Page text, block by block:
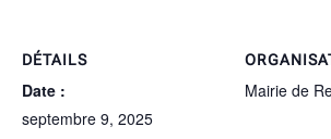
DÉTAILS
Date :
septembre 9, 2025
Mairie de